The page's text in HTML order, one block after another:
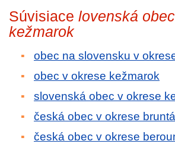
Súvisiace lovenská
kežmarok
obec na slovensku v
obec v okrese kežmarok
slovenská obec v okrese
česká obec v okrese bruntál
česká obec v okrese